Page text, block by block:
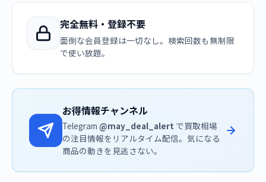
完全無料・登録不要
面倒な会員登録は一切なし。検索回数も無制限
で使い放題。
お得情報チャンネル
Telegram @may_deal_alert で買取相場
の注目情報をリアルタイム配信。気になる
商品の動きを見逃さない。